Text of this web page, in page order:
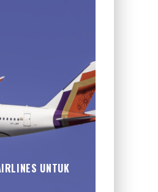
UNTUK